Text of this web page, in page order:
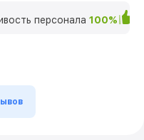
персонала 100%